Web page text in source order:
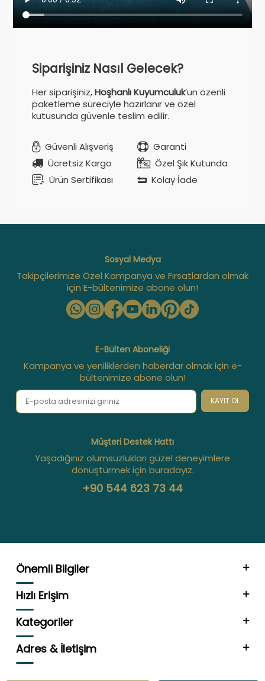
Siparişiniz Nasıl Gelecek?
Her siparişiniz,Hoşhanlı Kuyumculuk’un özenli
paketleme süreciyle hazırlanır ve özel
kutusunda güvenle teslim edilir.
Güvenli Alışveriş
Garanti
Ücretsiz Kargo
Özel Şık Kutunda
Ürün Sertifikası
Kolay İade
Sosyal Medya
Takipçilerimize Özel Kampanya ve Fırsatlardan olmak
için E-bültenimize abone olun!
E-Bülten Aboneliği
Kampanya ve yeniliklerden haberdar olmak için e-
bültenimize abone olun!
KAYIT OL
Müşteri Destek Hattı
Yaşadığınız olumsuzlukları güzel deneyimlere
dönüştürmek için buradayız.
+90 544 623 73 44
Önemli Bilgiler
Hızlı Erişim
Kategoriler
Adres & İletişim